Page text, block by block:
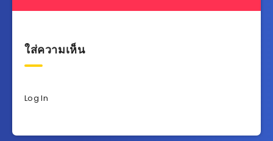
ใส่ความเห็น
Log In